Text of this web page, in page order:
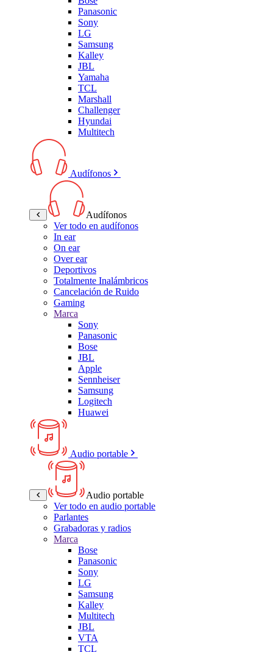
Panasonic
Sony
LG
Samsung
Kalley
JBL
Yamaha
TCL
Marshall
Challenger
Hyundai
Multitech
Audífonos
Audífonos
Ver todo en audífonos
In ear
On ear
Over ear
Deportivos
Totalmente Inalámbricos
Cancelación de Ruido
Gaming
Marca
Sony
Panasonic
Bose
JBL
Apple
Sennheiser
Samsung
Logitech
Huawei
Audio portable
Audio portable
Ver todo en audio portable
Parlantes
Grabadoras y radios
Marca
Bose
Panasonic
Sony
LG
Samsung
Kalley
Multitech
JBL
VTA
TCL